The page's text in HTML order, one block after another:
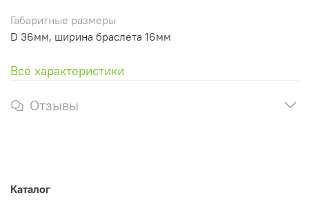
Габаритные размеры
D 36мм, ширина браслета 16мм
Все характеристики
Отзывы
Каталог